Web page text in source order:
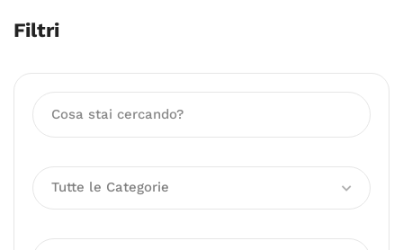
Filtri
Tutte le Categorie